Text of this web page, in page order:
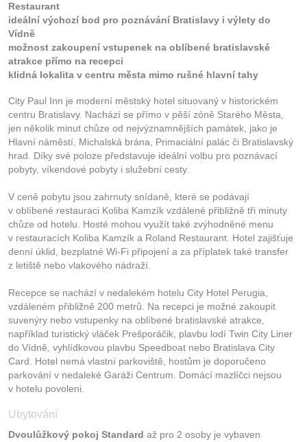
Restaurant
ideální výchozí bod pro poznávání Bratislavy i výlety do
Vídně
možnost zakoupení vstupenek na oblíbené bratislavské
atrakce přímo na recepci
klidná lokalita v centru města mimo rušné hlavní tahy
City Paul Inn je moderní městský hotel situovaný v historickém
centru Bratislavy. Nachází se přímo v pěší zóně Starého Města,
jen několik minut chůze od nejvýznamnějších památek, jako je
Hlavní náměstí, Michalská brána, Primaciální palác či Bratislavský
hrad. Díky své poloze představuje ideální volbu pro poznávací
pobyty, víkendové pobyty i služební cesty.
V ceně pobytu jsou zahrnuty snídaně, které se podávají
v oblíbené restauraci Koliba Kamzík vzdálené přibližně tři minuty
chůze od hotelu. Hosté mohou využít také zvýhodněné menu
v restauracích Koliba Kamzík a Roland Restaurant. Hotel zajišťuje
denní úklid, bezplatné Wi-Fi připojení a za příplatek také transfer
z letiště nebo vlakového nádraží.
Recepce se nachází v nedalekém hotelu City Hotel Perugia,
vzdáleném přibližně 200 metrů. Na recepci je možné zakoupit
suvenýry nebo vstupenky na oblíbené bratislavské atrakce,
například turistický vláček Prešporáčik, plavbu lodí Twin City Liner
do Vídně, vyhlídkovou plavbu Speedboat nebo Bratislava City
Card. Hotel nemá vlastní parkoviště, hostům je doporučeno
parkování v nedaleké Garáži Centrum. Domácí mazlíčci nejsou
v hotelu povoleni.
Ubytování
Dvoulůžkový pokoj Standard až pro 2 osoby je vybaven